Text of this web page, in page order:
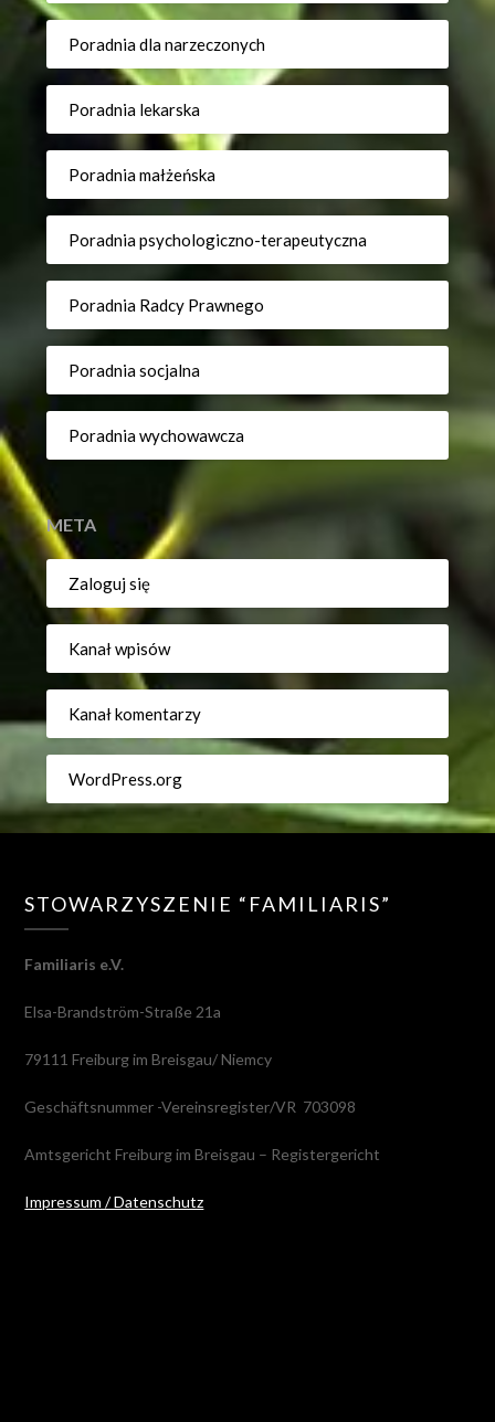
Poradnia dla narzeczonych
Poradnia lekarska
Poradnia małżeńska
Poradnia psychologiczno-terapeutyczna
Poradnia Radcy Prawnego
Poradnia socjalna
Poradnia wychowawcza
META
Zaloguj się
Kanał wpisów
Kanał komentarzy
WordPress.org
STOWARZYSZENIE “FAMILIARIS”
Familiaris e.V.
Elsa-Brandström-Straße 21a
79111 Freiburg im Breisgau/ Niemcy
Geschäftsnummer -Vereinsregister/VR 703098
Amtsgericht Freiburg im Breisgau – Registergericht
Impressum / Datenschutz